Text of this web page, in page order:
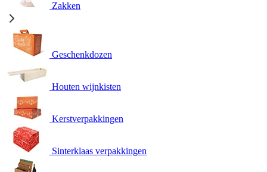
Zakken
Geschenkdozen
Houten wijnkisten
Kerstverpakkingen
Sinterklaas verpakkingen